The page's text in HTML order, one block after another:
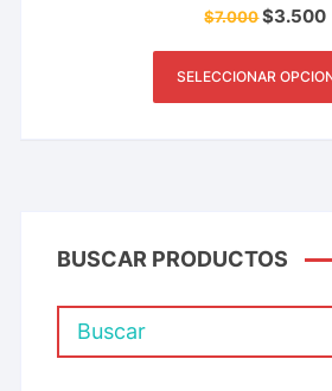
$7.000$3.500
SELECCIONAR
BUSCAR PRODUCTOS